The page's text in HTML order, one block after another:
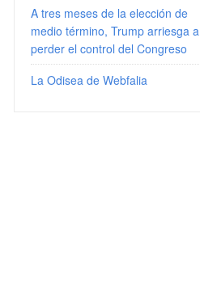
A tres meses de la elección de
medio término, Trump arriesga a
perder el control del Congreso
La Odisea de Webfalia